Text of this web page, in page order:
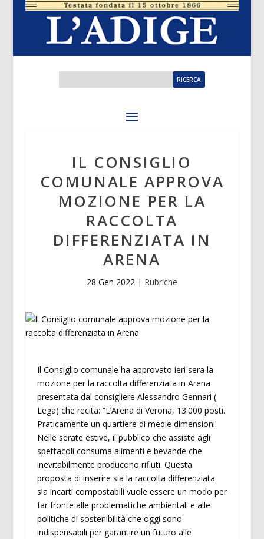
IL CONSIGLIO
COMUNALE APPROVA
MOZIONE PER LA
RACCOLTA
DIFFERENZIATA IN
ARENA
28 Gen 2022| Rubriche
Il Consiglio comunale ha approvato ieri sera la
mozione per la raccolta differenziata in Arena
presentata dal consigliere Alessandro Gennari (
Lega) che recita: “L’Arena di Verona, 13.000 posti.
Praticamente un quartiere di medie dimensioni.
Nelle serate estive, il pubblico che assiste agli
spettacoli consuma alimenti e bevande che
inevitabilmente producono rifiuti. Questa
proposta di inserire sia la raccolta differenziata
sia incarti compostabili vuole essere un modo per
far fronte alle problematiche ambientali e alle
politiche di sostenibilità che oggi sono
indispensabili per garantire un futuro alle